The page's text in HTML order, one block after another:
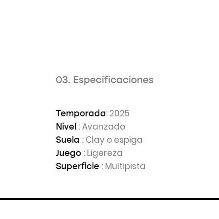
03. Especificaciones
Temporada: 2025
Nivel : Avanzado
Suela : Clay o espiga
Juego : Ligereza
Superficie : Multipista